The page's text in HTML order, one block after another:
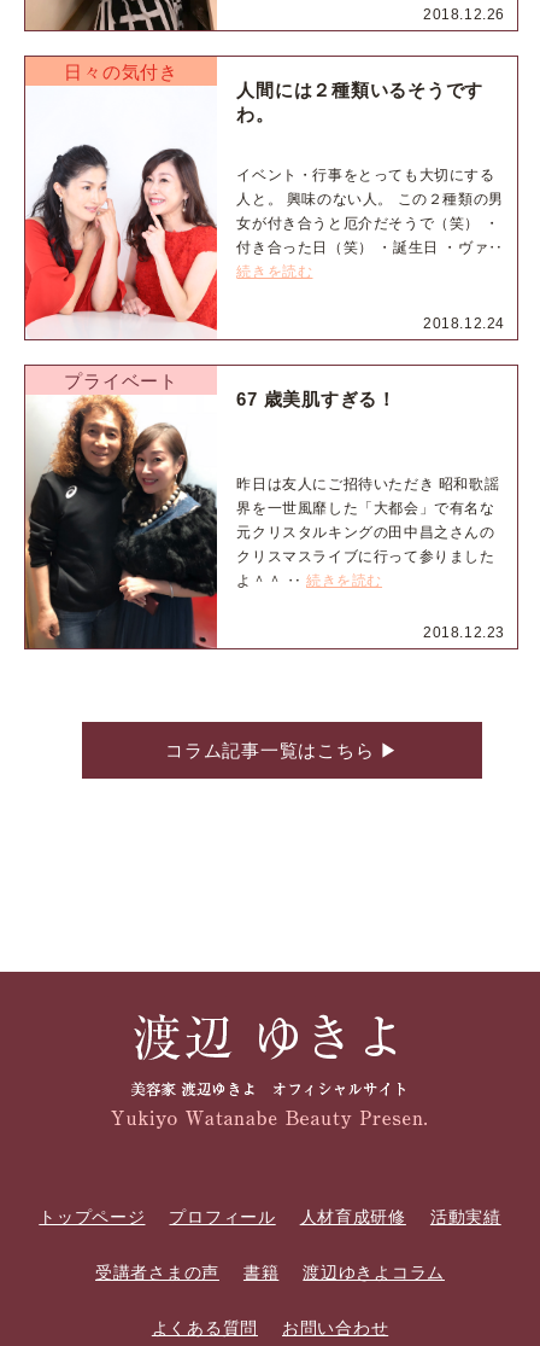
2018.12.26
日々の気付き
2018.12.24
人間には２種類いるそうです
わ。
イベント・行事をとっても大切にする
人と。 興味のない人。 この２種類の男
女が付き合うと厄介だそうで（笑） ・
付き合った日（笑） ・誕生日 ・ヴァ‥
続きを読む
プライベート
2018.12.23
67 歳美肌すぎる！
昨日は友人にご招待いただき 昭和歌謡
界を一世風靡した「大都会」で有名な
元クリスタルキングの田中昌之さんの
クリスマスライブに行って参りました
よ＾＾ ‥続きを読む
コラム記事一覧はこちら ▶
トップページ プロフィール 人材育成研修 活動実績
受講者さまの声 書籍 渡辺ゆきよコラム
よくある質問 お問い合わせ